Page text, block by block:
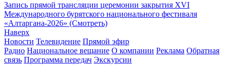
Запись прямой трансляции церемонии закрытия XVI
Международного бурятского национального фестиваля
«Алтаргана-2026» (Смотреть)
Наверх
Новости Телевидение Прямой эфир
Радио Национальное вещание О компании Реклама Обратная
связь Программа передач Экскурсии